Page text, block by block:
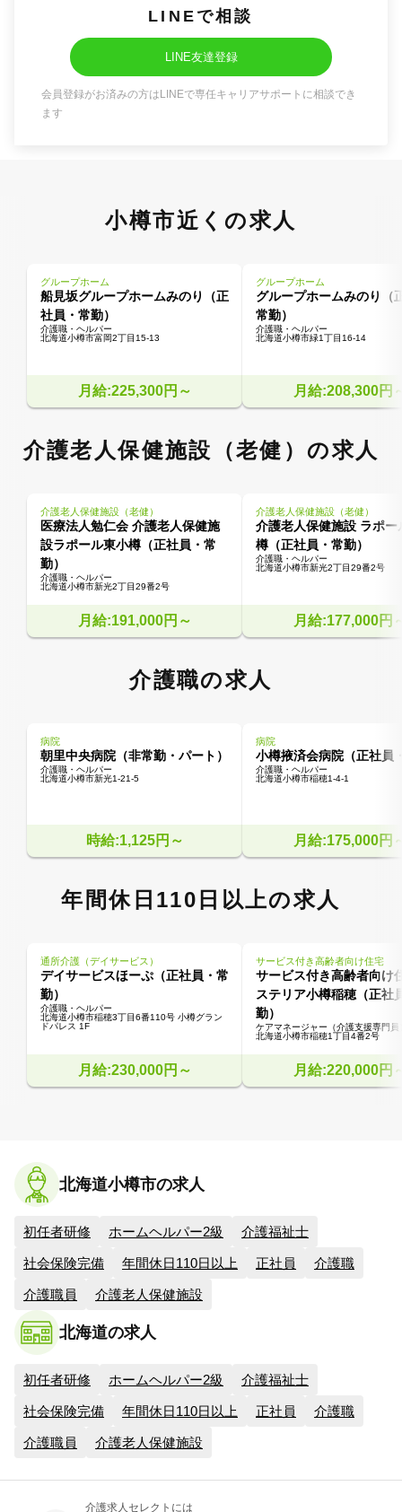
LINEで相談
LINE友達登録
会員登録がお済みの方はLINEで専任キャリアサポートに相談でき
ます
小樽市近くの求人
グループホーム
船見坂グループホームみのり（正
社員・常勤）
介護職・ヘルパー
北海道小樽市富岡2丁目15-13
月給:225,300円～
グループホーム
グループホームみのり（
常勤）
介護職・ヘルパー
北海道小樽市緑1丁目16-14
月給:208,300円
介護老人保健施設（老健）の求人
介護老人保健施設（老健）
医療法人勉仁会 介護老人保健施
設ラポール東小樽（正社員・常
勤）
介護職・ヘルパー
北海道小樽市新光2丁目29番2号
月給:191,000円～
介護老人保健施設（老健）
介護老人保健施設 ラポー
樽（正社員・常勤）
介護職・ヘルパー
北海道小樽市新光2丁目29番2号
月給:177,000円
介護職の求人
病院
朝里中央病院（非常勤・パート）
介護職・ヘルパー
北海道小樽市新光1-21-5
時給:1,125円～
病院
小樽掖済会病院（正社員
介護職・ヘルパー
北海道小樽市稲穂1-4-1
月給:175,000円
年間休日110日以上の求人
通所介護（デイサービス）
デイサービスほーぷ（正社員・常
勤）
介護職・ヘルパー
北海道小樽市稲穂3丁目6番110号 小樽グラン
ドパレス 1F
月給:230,000円～
サービス付き高齢者向け住宅
サービス付き高齢者向け
ステリア小樽稲穂（正社
勤）
ケアマネージャー（介護支援専門員
北海道小樽市稲穂1丁目4番2号
月給:220,000円
北海道小樽市の求人
初任者研修 ホームヘルパー2級 介護福祉士
社会保険完備 年間休日110日以上 正社員 介護職
介護職員 介護老人保健施設
北海道の求人
初任者研修 ホームヘルパー2級 介護福祉士
社会保険完備 年間休日110日以上 正社員 介護職
介護職員 介護老人保健施設
介護求人セレクトには